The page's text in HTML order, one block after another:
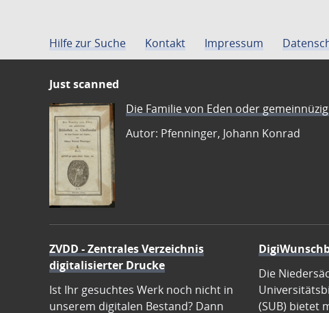
Hilfe zur Suche Kontakt Impressum
Just scanned
Die Familie von Eden oder
Autor: Pfenninger, Johann Konrad
ZVDD - Zentrales Verzeichnis
digitalisierter Drucke
Ist Ihr gesuchtes Werk noch nicht in
unserem digitalen Bestand? Dann
Die
(SUB) bietet